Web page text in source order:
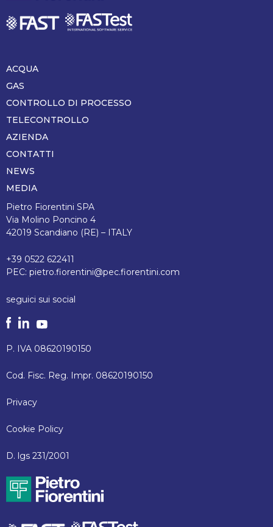
Piè
di
pagina
ACQUA
GAS
CONTROLLO DI PROCESSO
TELECONTROLLO
AZIENDA
CONTATTI
NEWS
MEDIA
Pietro Fiorentini SPA
Via Molino Poncino 4
42019 Scandiano (RE) – ITALY
+39 0522 622411
PEC: pietro.fiorentini@pec.fiorentini.com
seguici sui social
P. IVA 08620190150
Cod. Fisc. Reg. Impr. 08620190150
Privacy
Cookie Policy
D. lgs 231/2001